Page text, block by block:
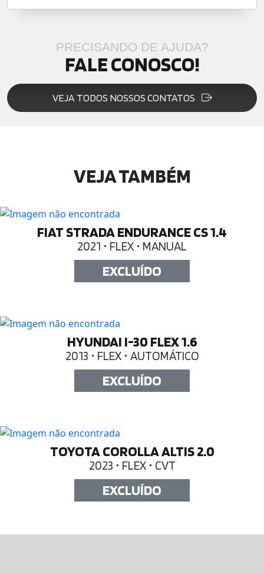
PRECISANDO DE AJUDA?
FALE CONOSCO!
VEJA TODOS NOSSOS CONTATOS
VEJA TAMBÉM
FIAT STRADA ENDURANCE CS 1.4
2021 • FLEX • MANUAL
EXCLUÍDO
HYUNDAI I-30 FLEX 1.6
2013 • FLEX • AUTOMÁTICO
EXCLUÍDO
TOYOTA COROLLA ALTIS 2.0
2023 • FLEX • CVT
EXCLUÍDO